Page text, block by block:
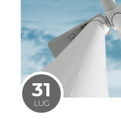
31
LUG